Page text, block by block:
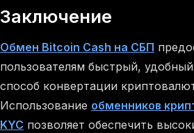
Заключение
Обмен Bitcoin Cash на СБП
пользователям быстрый,
способ конвертации
Использование обменников
KYC позволяет обеспечить